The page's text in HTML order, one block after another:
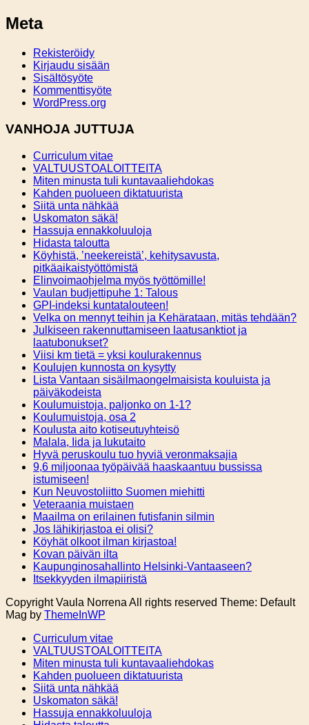
Meta
Rekisteröidy
Kirjaudu sisään
Sisältösyöte
Kommenttisyöte
WordPress.org
VANHOJA JUTTUJA
Curriculum vitae
VALTUUSTOALOITTEITA
Miten minusta tuli kuntavaaliehdokas
Kahden puolueen diktatuurista
Siitä unta nähkää
Uskomaton säkä!
Hassuja ennakkoluuloja
Hidasta taloutta
Köyhistä, ’neekereistä’, kehitysavusta,
pitkäaikaistyöttömistä
Elinvoimaohjelma myös työttömille!
Vaulan budjettipuhe 1: Talous
GPI-indeksi kuntatalouteen!
Velka on mennyt teihin ja Kehärataan, mitäs tehdään?
Julkiseen rakennuttamiseen laatusanktiot ja
laatubonukset?
Viisi km tietä = yksi koulurakennus
Koulujen kunnosta on kysytty
Lista Vantaan sisäilmaongelmaisista kouluista ja
päiväkodeista
Koulumuistoja, paljonko on 1-1?
Koulumuistoja, osa 2
Koulusta aito kotiseutuyhteisö
Malala, Iida ja lukutaito
Hyvä peruskoulu tuo hyviä veronmaksajia
9,6 miljoonaa työpäivää haaskaantuu bussissa
istumiseen!
Kun Neuvostoliitto Suomen miehitti
Veteraania muistaen
Maailma on erilainen futisfanin silmin
Jos lähikirjastoa ei olisi?
Köyhät olkoot ilman kirjastoa!
Kovan päivän ilta
Kaupunginosahallinto Helsinki-Vantaaseen?
Itsekkyyden ilmapiiristä
Copyright Vaula Norrena All rights reserved Theme: Default
Mag by ThemeInWP
Curriculum vitae
VALTUUSTOALOITTEITA
Miten minusta tuli kuntavaaliehdokas
Kahden puolueen diktatuurista
Siitä unta nähkää
Uskomaton säkä!
Hassuja ennakkoluuloja